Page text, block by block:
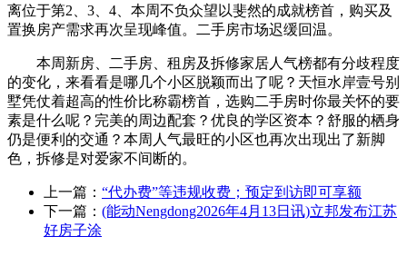
离位于第2、3、4、本周不负众望以斐然的成就榜首，购买及
置换房产需求再次呈现峰值。二手房市场迟缓回温。
本周新房、二手房、租房及拆修家居人气榜都有分歧程度
的变化，来看看是哪几个小区脱颖而出了呢？天恒水岸壹号别
墅凭仗着超高的性价比称霸榜首，选购二手房时你最关怀的要
素是什么呢？完美的周边配套？优良的学区资本？舒服的栖身
仍是便利的交通？本周人气最旺的小区也再次出现出了新脚
色，拆修是对爱家不间断的。
上一篇： “代办费”等违规收费；预定到访即可享额
下一篇： (能动Nengdong2026年4月13日讯)立邦发布江苏
好房子涂